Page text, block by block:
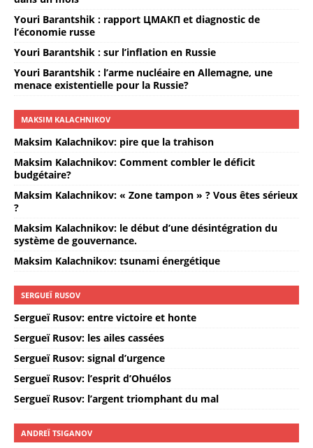
Youri Barantshik : rapport ЦМАКП et diagnostic de
l’économie russe
Youri Barantshik : sur l’inflation en Russie
Youri Barantshik : l’arme nucléaire en Allemagne, une
menace existentielle pour la Russie?
MAKSIM KALACHNIKOV
Maksim Kalachnikov: pire que la trahison
Maksim Kalachnikov: Comment combler le déficit
budgétaire?
Maksim Kalachnikov: « Zone tampon » ? Vous êtes sérieux
?
Maksim Kalachnikov: le début d’une désintégration du
système de gouvernance.
Maksim Kalachnikov: tsunami énergétique
SERGUEÏ RUSOV
Sergueï Rusov: entre victoire et honte
Sergueï Rusov: les ailes cassées
Sergueï Rusov: signal d’urgence
Sergueï Rusov: l’esprit d’Ohuélos
Sergueï Rusov: l’argent triomphant du mal
ANDREÏ TSIGANOV